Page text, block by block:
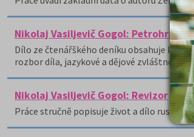
Nikolaj Vasiljevič Gogol:
Dílo ze čtenářškého deníku obsahuje
rozbor díla, jazykové a dějové zvláštnosti
Nikolaj Vasiljevič Gogol: Revizor
Práce stručně popisuje život a dílo ruského